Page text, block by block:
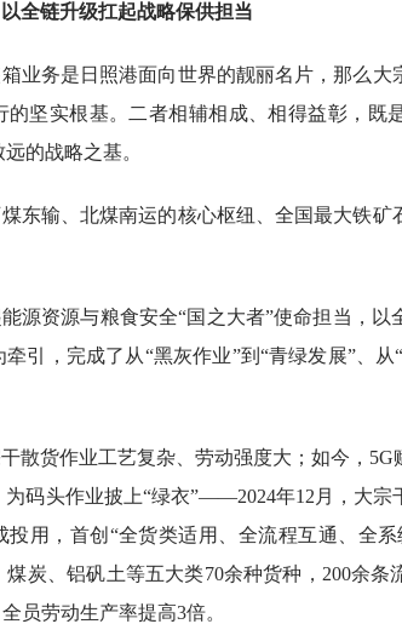
全链升级扛起战略保供担当
业务是日照港面向世界的靓丽名片，那么大
的坚实根基。二者相辅相成、相得益彰，既
的战略之基。
东输、北煤南运的核心枢纽、全国最大铁矿
源资源与粮食安全“国之大者”使命担当，
引，完成了从“黑灰作业”到“青绿发展”、从
散货作业工艺复杂、劳动强度大；如今，5G
为码头作业披上“绿衣”——2024年12月，大宗
投用，首创“全货类适用、全流程互通、全
煤炭、铝矾土等五大类70余种货种，200余条
员劳动生产率提高3倍。